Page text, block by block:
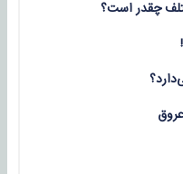
چقدر است؟